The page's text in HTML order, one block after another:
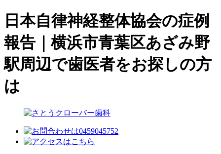
日本自律神経整体協会の症例
報告｜横浜市青葉区あざみ野
駅周辺で歯医者をお探しの方
は